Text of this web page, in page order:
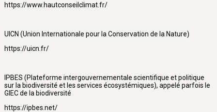
https://www.hautconseilclimat.fr/
UICN (Union Internationale pour la Conservation de la Nature)
https://uicn.fr/
IPBES (Plateforme intergouvernementale scientifique et politique
sur la biodiversité et les services écosystémiques), appelé parfois le
GIEC de la biodiversité
https://ipbes.net/